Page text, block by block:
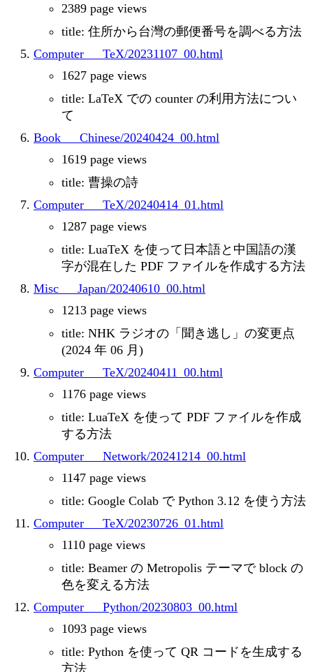
2389 page views
title: 住所から台灣の郵便番号を調べる方法
Computer___TeX/20231107_00.html
1627 page views
title: LaTeX での counter の利用方法につい
て
Book___Chinese/20240424_00.html
1619 page views
title: 曹操の詩
Computer___TeX/20240414_01.html
1287 page views
title: LuaTeX を使って日本語と中国語の漢
字が混在した PDF ファイルを作成する方法
Misc___Japan/20240610_00.html
1213 page views
title: NHK ラジオの「聞き逃し」の変更点
(2024 年 06 月)
Computer___TeX/20240411_00.html
1176 page views
title: LuaTeX を使って PDF ファイルを作成
する方法
Computer___Network/20241214_00.html
1147 page views
title: Google Colab で Python 3.12 を使う方法
Computer___TeX/20230726_01.html
1110 page views
title: Beamer の Metropolis テーマで block の
色を変える方法
Computer___Python/20230803_00.html
1093 page views
title: Python を使って QR コードを生成する
方法